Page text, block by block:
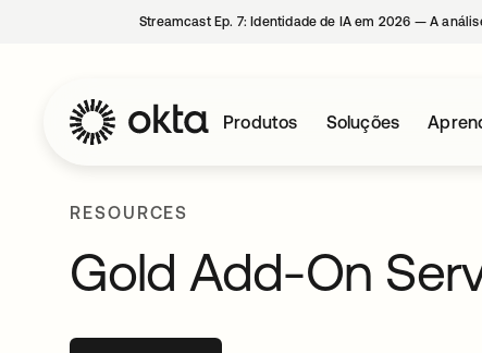
Streamcast Ep. 7: Identidade de IA em 2026 — A
Produtos Soluções
RESOURCES
Gold Add-On